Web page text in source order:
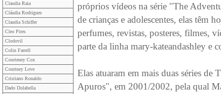
Claudia Raia
Cláudia Rodrigues
Claudia Schiffer
Cleo Pires
Clodovil
Colin Farrell
Courteney Cox
Courtney Love
Cristiano Ronaldo
Dado Dolabella
próprios vídeos na série "The
de crianças e adolescentes, elas têm
perfumes, revistas, posteres, filmes,
parte da linha mary-kateandashley e
Elas atuaram em mais duas séries
Apuros", em 2001/2002, pela qual